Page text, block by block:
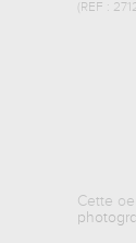
(REF :
Cette